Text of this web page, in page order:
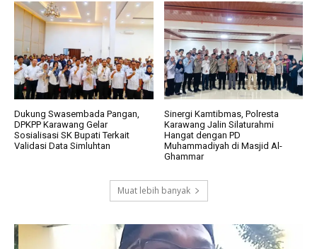
Dukung Swasembada Pangan,
DPKPP Karawang Gelar
Sosialisasi SK Bupati Terkait
Validasi Data Simluhtan
Sinergi Kamtibmas, Polresta
Karawang Jalin Silaturahmi
Hangat dengan PD
Muhammadiyah di Masjid Al-
Ghammar
Muat lebih banyak